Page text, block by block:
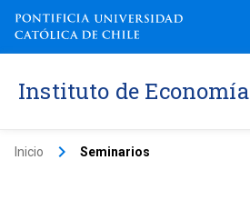
Instituto de Economía
Inicio keyboard_arrow_right Seminarios